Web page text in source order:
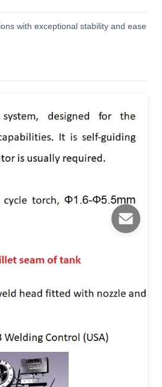
with exceptional stability and ease